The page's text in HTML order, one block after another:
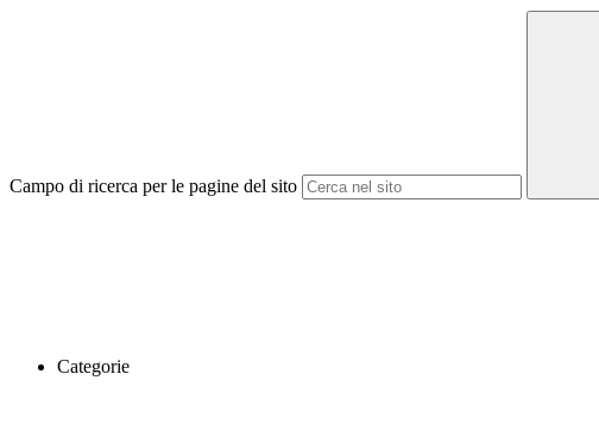
Campo di ricerca per le pagine del sito
Categorie